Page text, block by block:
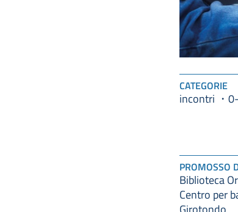
CATEGORIE
incontri
PROMOSSO
Biblioteca
Centro per
Girotondo